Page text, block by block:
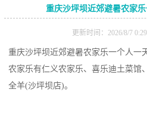
重庆沙坪坝近郊避暑农家
更新时间：2026/8/7
重庆沙坪坝近郊避暑农家乐一个人一
农家乐有仁义农家乐、喜乐迪土菜馆
全羊(沙坪坝店)。